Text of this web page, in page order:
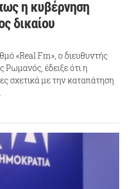
η κυβέρνηση
δικαίου
«Real Fm», ο διευθυντής
έδειξε ότι η
σχετικά με την καταπάτηση